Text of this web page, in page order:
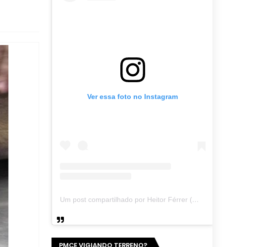
Ver essa foto no Instagram
Um post compartilhado por Heitor Férrer (@heitor_ferrer77)